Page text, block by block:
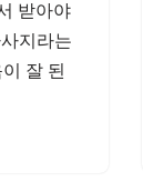
받아야
지라는
잘 된